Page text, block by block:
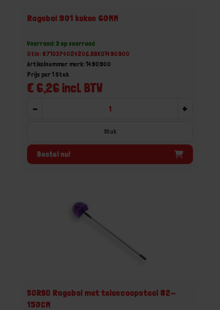
Ragebol 901 kokos 60MM
Voorraad: 3 op voorraad
Gtin: 8710374024206,BBKO1490900
Artikelnummer merk: 1490900
€ 6,26 incl. BTW
Prijs per 1 Stuk
- +
Stuk
Bestel nu!
SORBO Ragebol met telescoopsteel 82-
150CM